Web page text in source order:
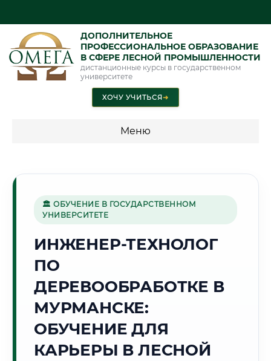
ДОПОЛНИТЕЛЬНОЕ
ПРОФЕССИОНАЛЬНОЕ ОБРАЗОВАНИЕ
В СФЕРЕ ЛЕСНОЙ ПРОМЫШЛЕННОСТИ
дистанционные курсы в государственном
университете
ХОЧУ УЧИТЬСЯ➜
Меню
промышленность"
🧊
Точное местное время:
09:44:11
Воскресенье, 9 Августа
2026 г.
🏛 ОБУЧЕНИЕ В ГОСУДАРСТВЕННОМ
УНИВЕРСИТЕТЕ
ИНЖЕНЕР-ТЕХНОЛОГ
ПО
ДЕРЕВООБРАБОТКЕ В
МУРМАНСКЕ:
ОБУЧЕНИЕ ДЛЯ
КАРЬЕРЫ В ЛЕСНОЙ